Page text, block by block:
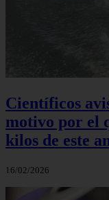
Científicos
motivo por el
kilos de este
16/02/2026